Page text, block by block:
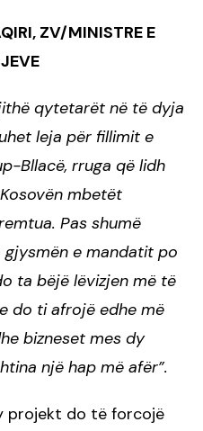
ZV/MINISTRE E
qytetarët në të dyja
leja për fillimit e
Bllacë, rruga që lidh
mbetët
Pas shumë
e mandatit po
ta bëjë lëvizjen më të
do ti afrojë edhe më
bizneset mes dy
një hap më afër”.
projekt do të forcojë